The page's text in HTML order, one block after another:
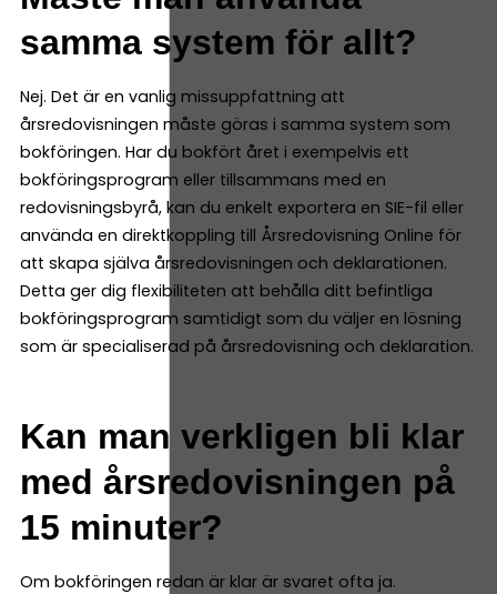
samma system för allt?
Nej. Det är en vanlig missuppfattning att
årsredovisningen måste göras i samma system som
bokföringen. Har du bokfört året i exempelvis ett
bokföringsprogram eller tillsammans med en
redovisningsbyrå, kan du enkelt exportera en SIE-fil eller
använda en direktkoppling till Årsredovisning Online för
att skapa själva årsredovisningen och deklarationen.
Detta ger dig flexibiliteten att behålla ditt befintliga
bokföringsprogram samtidigt som du väljer en lösning
som är specialiserad på årsredovisning och deklaration.
Kan man verkligen bli klar
med årsredovisningen på
15 minuter?
Om bokföringen redan är klar är svaret ofta ja.